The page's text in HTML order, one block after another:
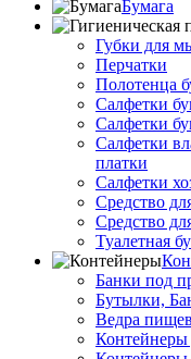
Бумага
Губки для
Перчатки
Полотенца
Салфетки
Салфетки
Салфетки
платки
Салфетки
Средство
Средство
Туалетная
Банки под
Бутылки,
Ведра
Контейнеры